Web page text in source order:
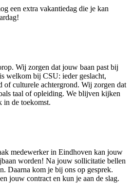
een extra vakantiedag die je kan
Wij zorgen dat jouw baan past bij
welkom bij CSU: ieder geslacht,
of culturele achtergrond. Wij zorgen dat
taal of opleiding. We blijven kijken
in de toekomst.
medewerker in Eindhoven kan jouw
worden! Na jouw sollicitatie bellen
Daarna kom je bij ons op gesprek.
jouw contract en kun je aan de slag.